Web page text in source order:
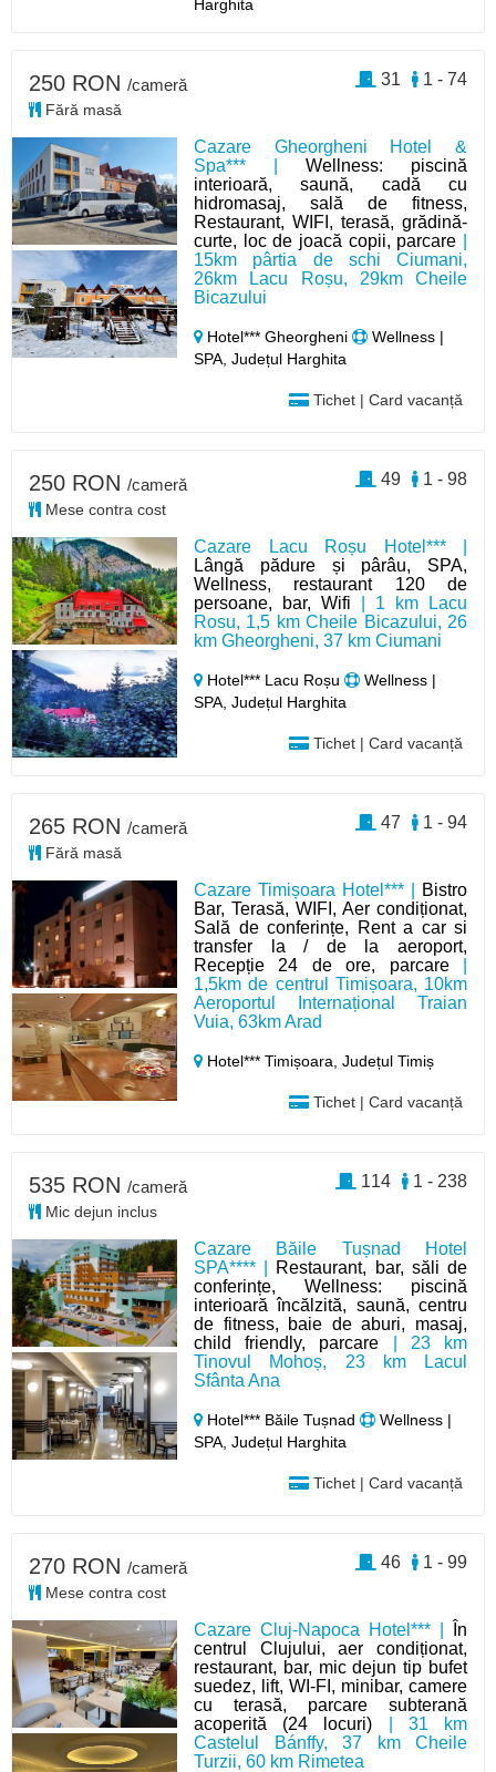
Harghita
Cazare Gheorgheni Hotel &
Spa*** |Wellness: piscină
interioară, saună, cadă cu
hidromasaj, sală de fitness,
Restaurant, WIFI, terasă, grădină-
curte, loc de joacă copii, parcare
15km pârtia de schi Ciumani,
26km Lacu Roșu, 29km Cheile
Bicazului
Hotel*** Gheorgheni
Wellness |
SPA, Județul Harghita
Tichet | Card vacanță
250 RON /cameră
Fără masă
1 - 74
31
Cazare Lacu Roșu Hotel*** |
Lângă pădure și pârâu, SPA,
Wellness, restaurant 120 de
persoane, bar, Wifi | 1 km Lacu
Rosu, 1,5 km Cheile Bicazului, 26
km Gheorgheni, 37 km Ciumani
Hotel*** Lacu Roșu
Wellness |
SPA, Județul Harghita
Tichet | Card vacanță
250 RON /cameră
Mese contra cost
1 - 98
49
Cazare Timișoara Hotel*** |
Bistro
Bar, Terasă, WIFI, Aer condiționat,
Sală de conferințe, Rent a car si
transfer la / de la aeroport,
Recepție 24 de ore, parcare|
1,5km de centrul Timișoara, 10km
Aeroportul Internațional Traian
Vuia, 63km Arad
Hotel*** Timișoara,Județul Timiș
Tichet | Card vacanță
265 RON /cameră
Fără masă
1 - 94
47
Cazare Băile Tușnad Hotel
SPA**** | Restaurant, bar, săli de
conferințe, Wellness: piscină
interioară încălzită, saună, centru
de fitness, baie de aburi, masaj,
child friendly, parcare | 23 km
Tinovul Mohoș, 23 km Lacul
Sfânta Ana
Hotel*** Băile Tușnad
Wellness |
SPA, Județul Harghita
Tichet | Card vacanță
535 RON /cameră
Mic dejun inclus
1 - 238
114
Cazare Cluj-Napoca Hotel*** |
În
centrul Clujului, aer condiționat,
restaurant, bar, mic dejun tip bufet
suedez, lift, WI-FI, minibar, camere
cu terasă, parcare subterană
acoperită (24 locuri) | 31 km
Castelul Bánffy, 37 km Cheile
Turzii, 60 km Rimetea
270 RON /cameră
Mese contra cost
1 - 99
46